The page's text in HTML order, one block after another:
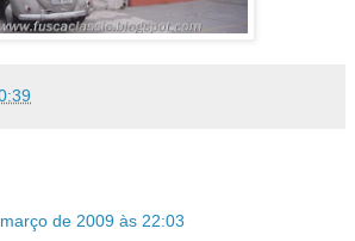
de 2009 às 22:03